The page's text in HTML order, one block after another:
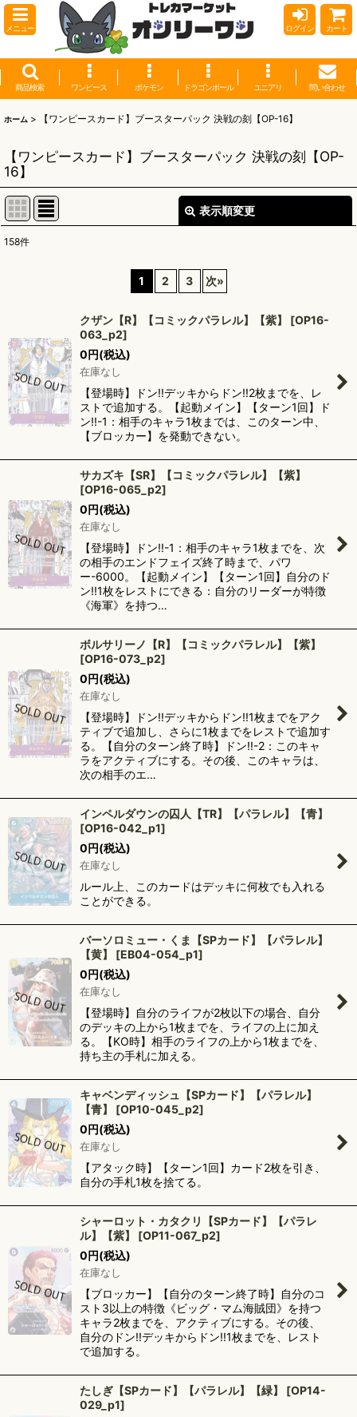
メニュー ログイン カート
商品検索 ワンピース ポケモン ドラゴンボール ユニアリ 問い合わせ
ホーム > 【ワンピースカード】ブースターパック 決戦の刻【OP-16】
【ワンピースカード】ブースターパック 決戦の刻【OP-
16】
表示順変更
158件
1 2 3 次»
クザン【R】【コミックパラレル】【紫】 [OP16-
063_p2]
0円(税込)
在庫なし
【登場時】ドン!!デッキからドン!!2枚までを、レ
ストで追加する。【起動メイン】【ターン1回】ド
ン!!-1：相手のキャラ1枚までは、このターン中、
【ブロッカー】を発動できない。
サカズキ【SR】【コミックパラレル】【紫】
[OP16-065_p2]
0円(税込)
在庫なし
【登場時】ドン!!-1：相手のキャラ1枚までを、次
の相手のエンドフェイズ終了時まで、パワ
ー-6000。【起動メイン】【ターン1回】自分のド
ン!!1枚をレストにできる：自分のリーダーが特徴
《海軍》を持つ…
ボルサリーノ【R】【コミックパラレル】【紫】
[OP16-073_p2]
0円(税込)
在庫なし
【登場時】ドン!!デッキからドン!!1枚までをアク
ティブで追加し、さらに1枚までをレストで追加す
る。【自分のターン終了時】ドン!!-2：このキャ
ラをアクティブにする。その後、このキャラは、
次の相手のエ…
インペルダウンの囚人【TR】【パラレル】【青】
[OP16-042_p1]
0円(税込)
在庫なし
ルール上、このカードはデッキに何枚でも入れる
ことができる。
バーソロミュー・くま【SPカード】【パラレル】
【黄】
[EB04-054_p1]
0円(税込)
在庫なし
【登場時】自分のライフが2枚以下の場合、自分
のデッキの上から1枚までを、ライフの上に加え
る。【KO時】相手のライフの上から1枚までを、
持ち主の手札に加える。
キャベンディッシュ【SPカード】【パラレル】
【青】
[OP10-045_p2]
0円(税込)
在庫なし
【アタック時】【ターン1回】カード2枚を引き、
自分の手札1枚を捨てる。
シャーロット・カタクリ【SPカード】【パラレ
ル】【紫】
[OP11-067_p2]
0円(税込)
在庫なし
【ブロッカー】【自分のターン終了時】自分のコ
スト3以上の特徴《ビッグ・マム海賊団》を持つ
キャラ2枚までを、アクティブにする。その後、
自分のドン!!デッキからドン!!1枚までを、レスト
で追加する。
たしぎ【SPカード】【パラレル】【緑】 [OP14-
029_p1]